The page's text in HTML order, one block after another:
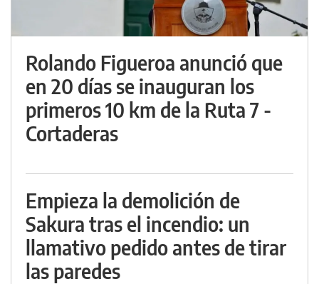
Rolando Figueroa anunció que
en 20 días se inauguran los
primeros 10 km de la Ruta 7 -
Cortaderas
Empieza la demolición de
Sakura tras el incendio: un
llamativo pedido antes de tirar
las paredes